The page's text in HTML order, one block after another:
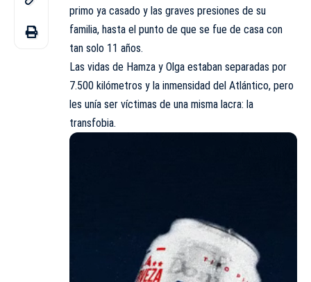
primo ya casado y las graves presiones de su
familia, hasta el punto de que se fue de casa con
tan solo 11 años.
Las vidas de Hamza y Olga estaban separadas por
7.500 kilómetros y la inmensidad del Atlántico, pero
les unía ser víctimas de una misma lacra: la
transfobia.